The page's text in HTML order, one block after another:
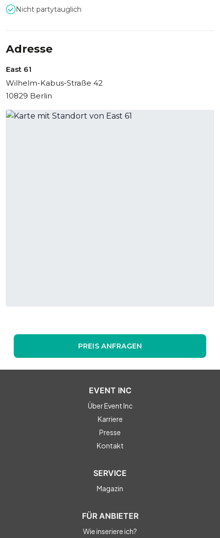
Nicht partytauglich
Adresse
East 61
Wilhelm-Kabus-Straße 42
10829 Berlin
PREIS ANFRAGEN
EVENT INC
Über Event Inc
Karriere
Presse
Kontakt
SERVICE
Magazin
FÜR ANBIETER
Wie inseriere ich?